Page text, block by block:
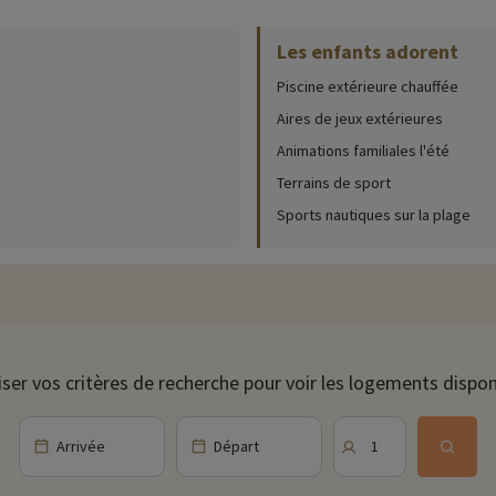
(date d'ouverture, âge pour les club, contenu du pack bébé...),
et variées. Vous pourrez profiter d'une belle piscine extérieure chauffée
et maman.
au sein de la résidence pour le plus grand bonheur de vos enfants. Il
pratiquer du basket mais aussi du football. Il y a également un
des tables de ping-pong pour des après-midis mouvementés !
nautiques comme la location de planches à voile, de catamarans, de
Les enfants adorent
Piscine extérieure chauffée
Aires de jeux extérieures
Animations familiales l'été
Terrains de sport
Sports nautiques sur la plage
vos critères de recherche pour voir les logements
Arrivée Départ 1